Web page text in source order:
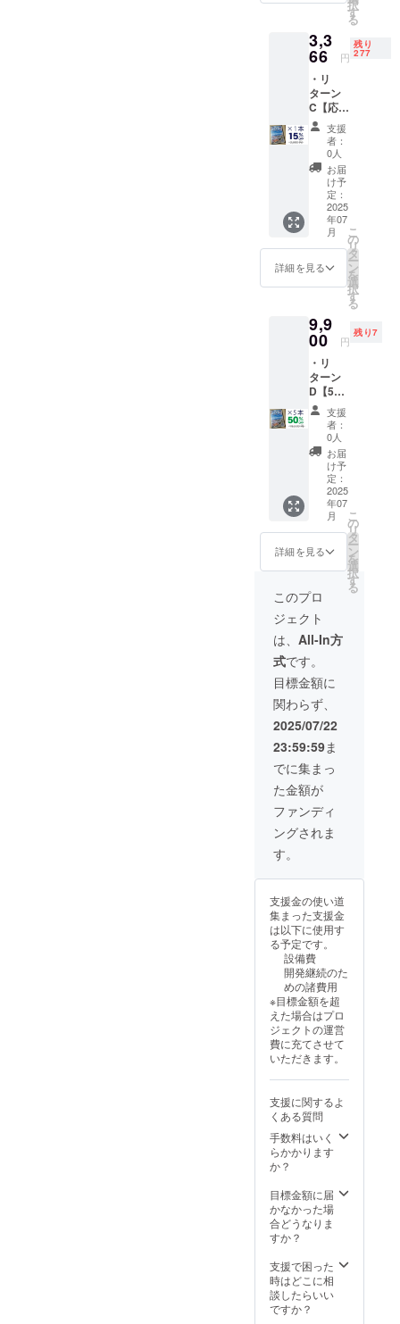
ウン
ロード
提供 ・
注意事
項：
※Windo
ws 10・
11 OS
を搭載
したPC
でお使
いいた
だけま
す。 ・
Macで
は、
ブート
s 11に
て動作
す。
（Win1
1は別途
ご用意
くださ
い。）
※皆様の
ご支援
により
量産効
率が向
上した
正規販
売価格
予定価
格より
下がる
可能性
いま
す。 ※
デザイ
ン・仕
様は変
更にな
る可能
性もご
ざいま
す。ご
了承く
ださ
い。 ※
使用部
材の供
給状
況、製
造工程
上の都
合等に
より出
荷時期
が遅れ
る場合
もござ
いま
す。 ※
適格請
求書発
行事業
者登録
番号：
あり
発行事
業者登
録番号
インボ
イスが
必要な
場合
【￥3,9
込)
↓↓↓
先着177
名限定
【20%
OFF!!!
↓↓↓
【超 応
援割】
【￥3,1
68】(税
供方
法：ダ
注意事
項：
※Windo
ws 10・
11 OS
を搭載
したPC
でお使
いいた
だけま
す。 ・
Macで
は、
ブート
キャン
プ上の
Window
しま
（Win1
1は別途
ご用意
くださ
い。）
※皆様の
ご支援
により
率が向
上した
場合、
正規販
売価格
が販売
予定価
可能性
もござ
いま
す。 ※
デザイ
ン・仕
様は変
更にな
る可能
性もご
ざいま
す。ご
了承く
ださ
い。 ※
ご注文
状況、
使用部
材の供
給状
上の都
合等に
より出
る場合
もござ
いま
す。 ※
択
す
る
3,3
66 円
残り
277
・リ
ターン
C【応援
割
15％OF
【ふる
さと 山
旅天気
カレン
2025】
×1本 一
般販売
予定価
【￥3,9
60】(税
込)
↓↓↓
人数制
限なし
【15%
OFF!!!
】
↓↓↓
【応援
割】
【￥3,3
66】(税
込) ・提
ウン
ロード
提供 ・
注意事
項：
※Windo
ws 10・
11 OS
を搭載
したPC
でお使
いいた
だけま
す。 ・
Macで
は、
ブート
キャン
s 11に
て動作
しま
す。
（Win1
1は別途
ご用意
くださ
い。）
※皆様の
ご支援
により
量産効
率が向
上した
正規販
売価格
が販売
予定価
可能性
もござ
いま
ン・仕
様は変
更にな
る可能
支援
者：
0人
お届
け予
定：
2025
年07
月
詳細を見る
こ
の
リ
タ
ー
ン
を
選
択
す
る
9,9
00 円
残り7
・リ
ターン
D【5本
セット
割
50％OF
F】
【ふる
さと 山
旅天気
カレン
2025】
×5本 一
般販売
予定価
格
【￥19,
800】
(税込)
↓↓↓
先着 7
名限定
【50%
OFF!!!
】
↓↓↓
【5本
セット
割】
【￥9,9
00】(税
ス
本提供
いたし
ます。
・提供
方法：
ダウン
ロード
提供 ・
注意事
項：
※Windo
ws 10・
11 OS
したPC
でお使
いいた
だけま
す。 ・
は、
ブート
キャン
プ上の
s 11に
て動作
しま
す。
支援
者：
0人
お届
け予
定：
2025
年07
月
詳細を見る
こ
の
リ
タ
ー
ン
を
選
択
す
る
このプロ
ジェクト
は、 All-In方
式です。
目標金額に
関わらず、
2025/07/22
23:59:59ま
でに集まっ
た金額が
ファンディ
ングされま
す。
支援金の使い道
集まった支援金
は以下に使用す
る予定です。
設備費
開発継続のた
めの諸費用
※目標金額を超
えた場合はプロ
ジェクトの運営
費に充てさせて
いただきます。
支援に関するよ
くある質問
手数料はいく
らかかります
か？
目標金額に届
かなかった場
合どうなりま
すか？
支援で困った
時はどこに相
談したらいい
ですか？